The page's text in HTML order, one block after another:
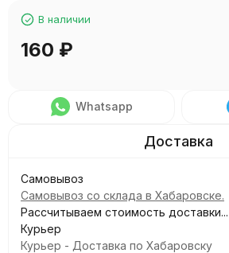
В наличии
160 ₽
Whatsapp
Самовывоз
Самовывоз со склада в Хабаровске.
Рассчитываем стоимость доставки...
Курьер
Курьер - Доставка по Хабаровску